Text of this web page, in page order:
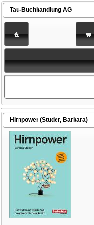
Tau-Buchhandlung AG
Hirnpower (Studer, Barbara)